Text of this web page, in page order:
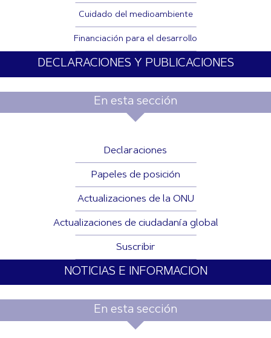
Cuidado del medioambiente
Financiación para el desarrollo
DECLARACIONES Y PUBLICACIONES
En esta sección
Declaraciones
Papeles de posición
Actualizaciones de la ONU
Actualizaciones de ciudadanía global
Suscribir
NOTICIAS E INFORMACION
En esta sección